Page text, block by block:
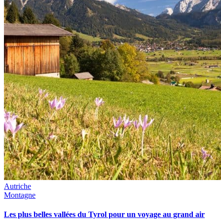
Autriche
Montagne
Les plus belles vallées du Tyrol pour un voyage au grand air